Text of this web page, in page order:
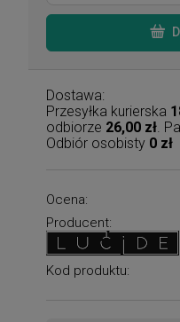
Dostawa:
Przesyłka kurierska
odbiorze 26,00 zł .
Odbiór osobisty 0 zł
Ocena:
Producent:
Kod produktu: